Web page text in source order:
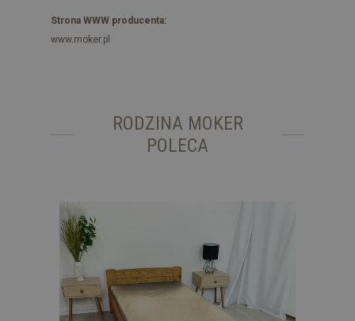
Strona WWW producenta:
www.moker.pl
RODZINA MOKER
POLECA